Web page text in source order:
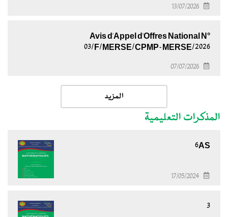
13/07/2026
Avis d'Appel d'Offres National N°
03/F/MERSE/CPMP-MERSE/2026
07/07/2026
المزيد
المذكرات التعليمية
6AS
17/05/2024
3